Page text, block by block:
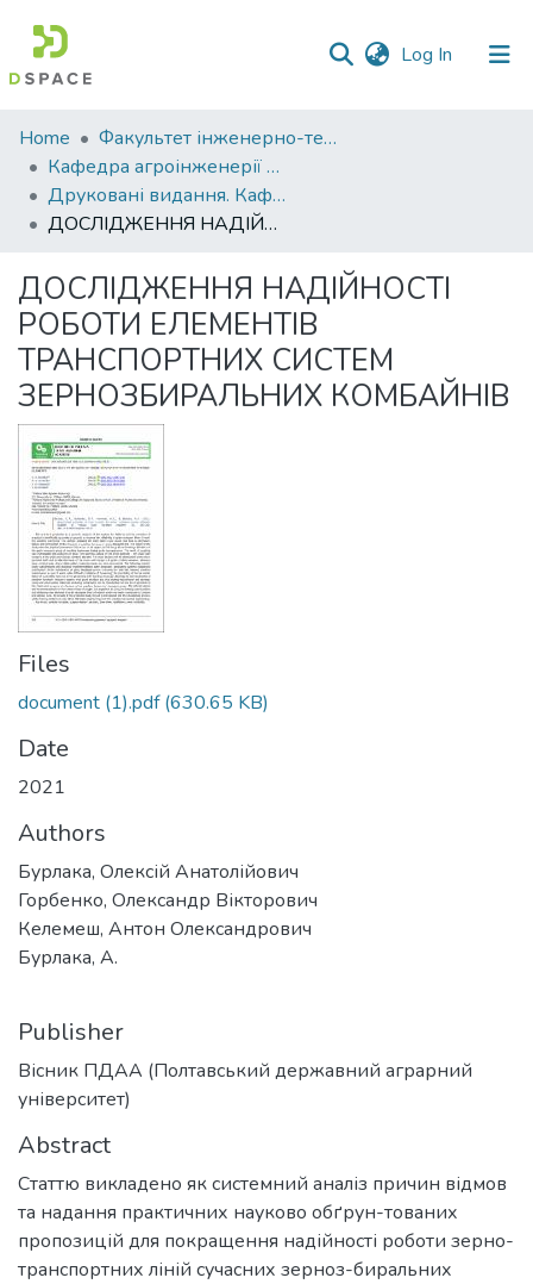
Log In (current)
Communities
&
Collections
All of DSpace
Statistics
Home
Факультет інженерно-технологічний
Кафедра агроінженерії та автомобільного транспорту
Друковані видання. Кафедра агроінженерії та автомобільного транспорту
ДОСЛІДЖЕННЯ НАДІЙНОСТІ РОБОТИ ЕЛЕМЕНТІВ ТРАНСПОРТНИХ СИСТЕМ ЗЕРНОЗБИРАЛЬНИХ КОМБАЙНІВ
ДОСЛІДЖЕННЯ НАДІЙНОСТІ
РОБОТИ ЕЛЕМЕНТІВ
ТРАНСПОРТНИХ СИСТЕМ
ЗЕРНОЗБИРАЛЬНИХ КОМБАЙНІВ
Files
document (1).pdf(630.65 KB)
Date
2021
Authors
Бурлака, Олексій Анатолійович
Горбенко, Олександр Вікторович
Келемеш, Антон Олександрович
Бурлака, А.
Publisher
Вісник ПДАА (Полтавський державний аграрний
університет)
Abstract
Статтю викладено як системний аналіз причин відмов
та надання практичних науково обґрун-тованих
пропозицій для покращення надійності роботи зерно-
транспортних ліній сучасних зерноз-биральних